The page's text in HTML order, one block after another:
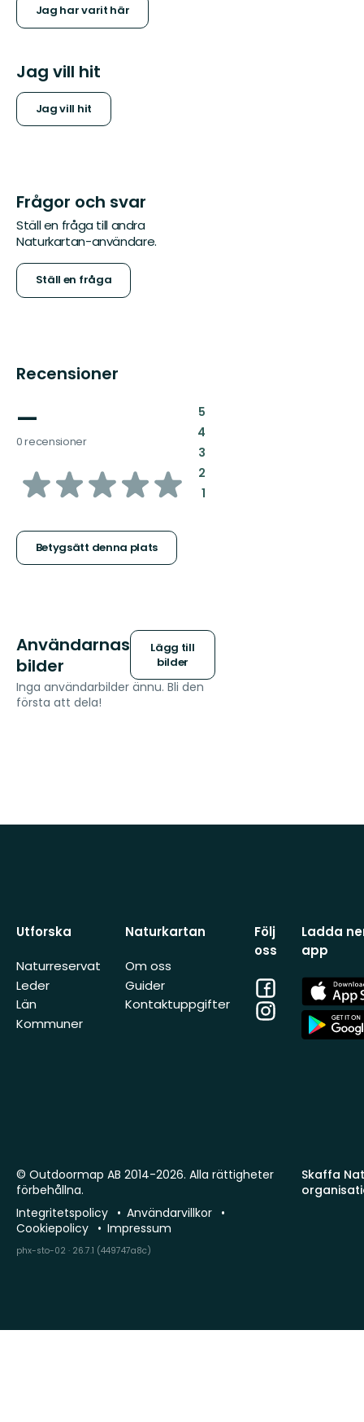
Jag har varit här
Jag vill hit
Jag vill hit
Frågor och svar
Ställ en fråga till andra
Naturkartan-användare.
Ställ en fråga
Recensioner
—
0 recensioner
av
stjärnor
Betygsätt denna plats
5:
4:
3:
2:
1:
Användarnas
bilder
Lägg till
bilder
Inga användarbilder ännu. Bli den
första att dela!
Utforska
Naturreservat
Leder
Län
Kommuner
Naturkartan
Om oss
Guider
Kontaktuppgifter
Följ
oss
Facebook
Instagram
Ladda
app
App
Store
App
Store
Skaffa
© Outdoormap AB 2014-2026. Alla rättigheter
förbehållna.
Integritetspolicy
Användarvillkor
Cookiepolicy
Impressum
phx-sto-02 · 26.7.1 (449747a8c)